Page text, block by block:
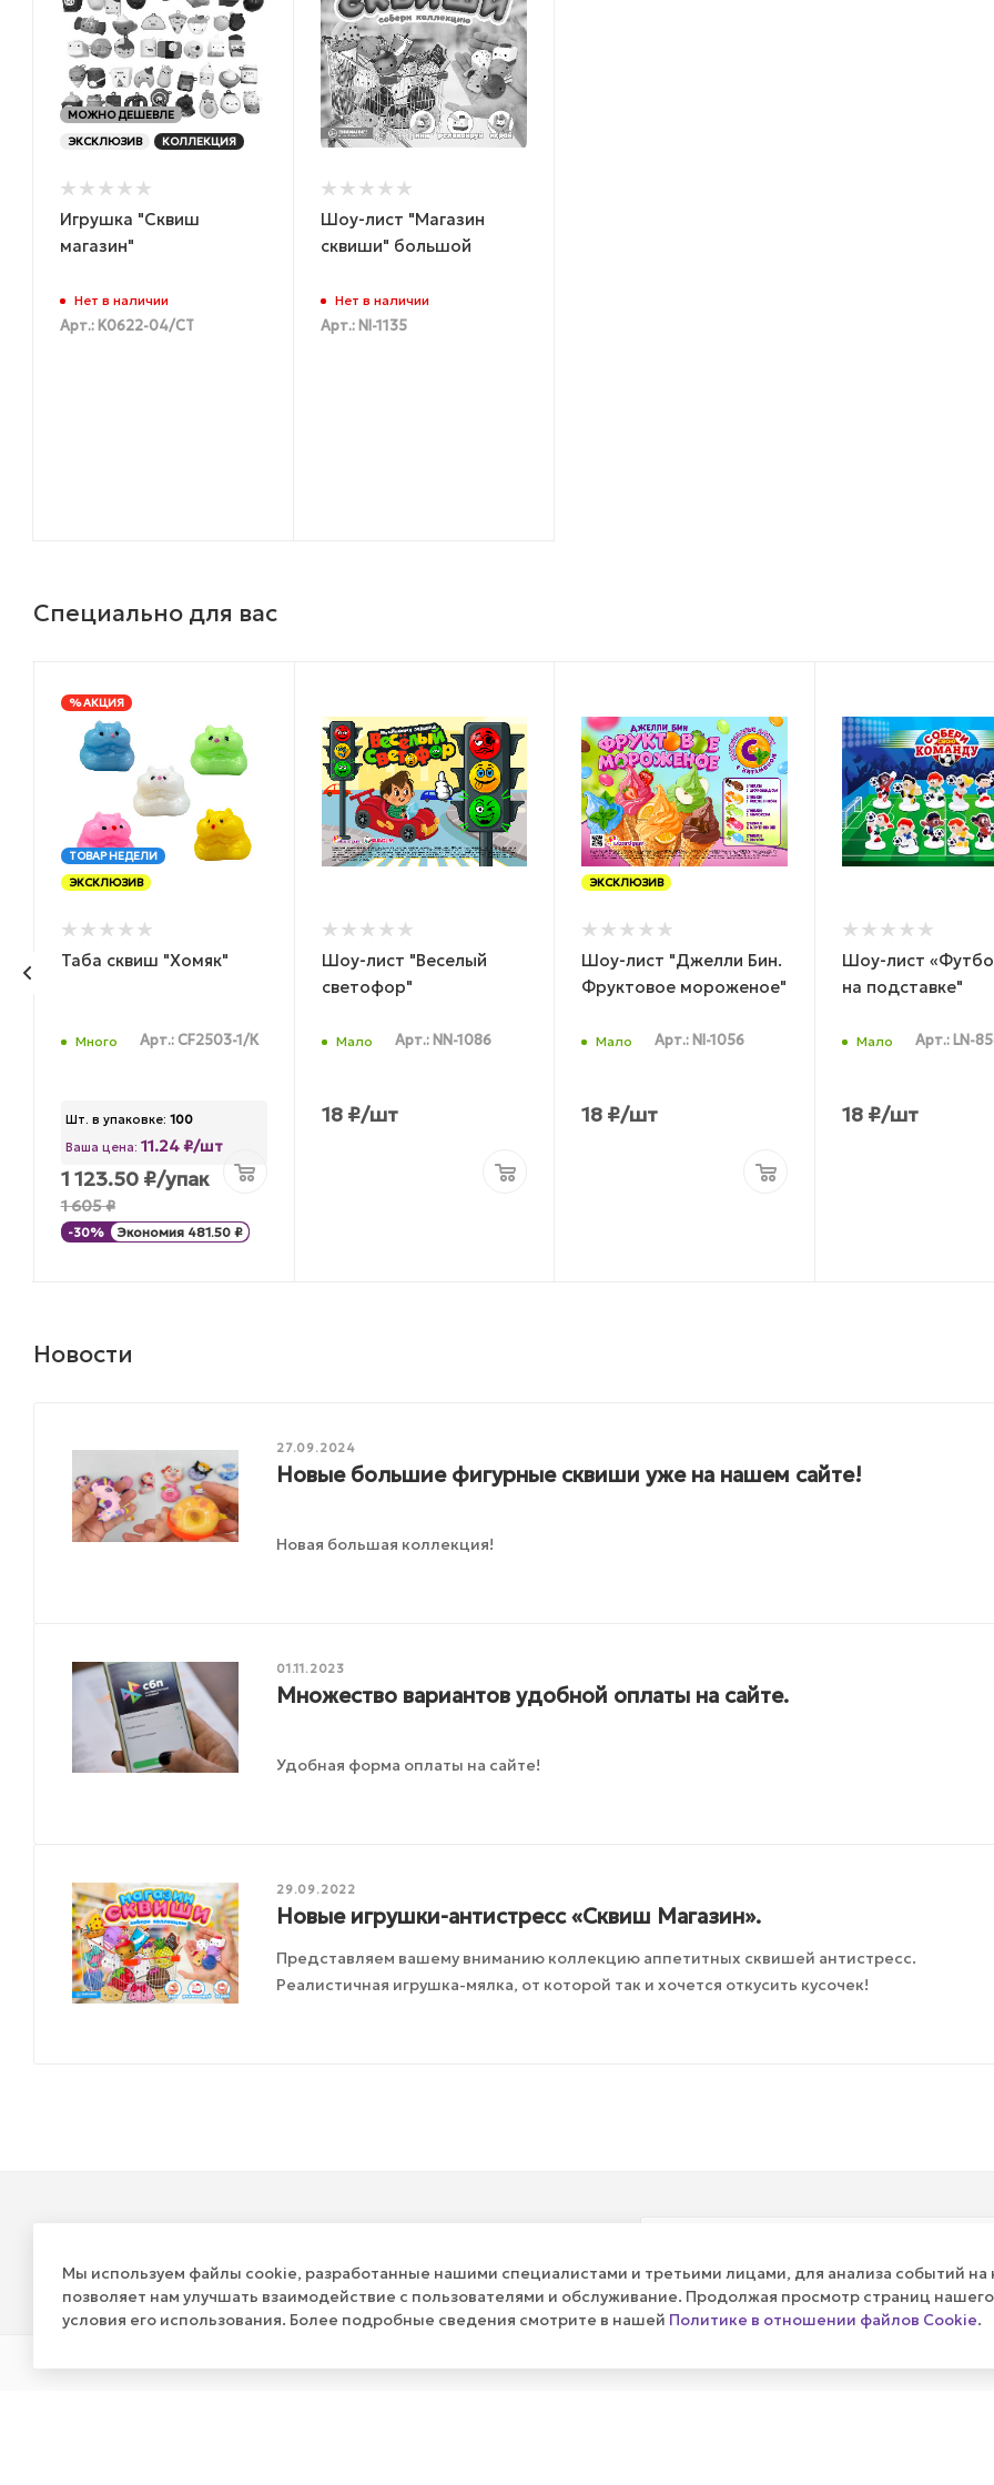
МОЖНО ДЕШЕВЛЕ
ЭКСКЛЮЗИВ
КОЛЛЕКЦИЯ
Игрушка "Сквиш
магазин"
Нет в наличии
Арт.: K0622-04/СТ
Шоу-лист "Магазин
сквиши" большой
Нет в наличии
Арт.: NI-1135
Специально для вас
% АКЦИЯ
ТОВАР НЕДЕЛИ
ЭКСКЛЮЗИВ
Таба сквиш "Хомяк"
Много Арт.: CF2503-1/К
Шт. в упаковке: 100
Ваша цена: 11.24 ₽/шт
1 123.50₽/упак
1 605₽
-30% Экономия 481.50₽
Шоу-лист "Веселый
светофор"
Мало Арт.: NN-1086
18₽/шт
ЭКСКЛЮЗИВ
Шоу-лист "Джелли Бин.
Фруктовое мороженое"
Мало Арт.: NI-1056
18 ₽/шт
Шоу-лист
на подставке"
Мало Арт.: LN-
18 ₽/шт
Новости
27.09.2024
Новые большие фигурные сквиши уже на нашем сайте!
Новая большая коллекция!
01.11.2023
Множество вариантов удобной оплаты на сайте.
Удобная форма оплаты на сайте!
29.09.2022
Новые игрушки-антистресс «Сквиш Магазин».
Представляем вашему вниманию коллекцию аппетитных сквишей антистресс.
Реалистичная игрушка-мялка, от которой так и хочется откусить кусочек!
акций и новостей
Мы используем файлы cookie, разработанные нашими специалистами и третьими лицами, для анализа событий на
позволяет нам улучшать взаимодействие с пользователями и обслуживание. Продолжая просмотр страниц
условия его использования. Более подробные сведения смотрите в нашей Политике в отношении файлов Cookie.